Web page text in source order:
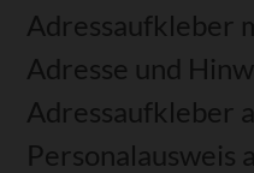
Adressaufkleber
Adresse und
Adressaufkleber
Personalausweis